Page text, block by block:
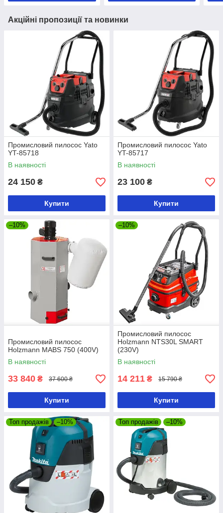
Акційні пропозиції та новинки
Промисловий пилосос Yato
YT-85718
В наявності
24 150 ₴
Купити
Промисловий пилосос Yato
YT-85717
В наявності
23 100 ₴
Купити
–10%
Промисловий пилосос
Holzmann MABS 750 (400V)
В наявності
33 840 ₴ 37 600 ₴
Купити
–10%
Промисловий пилосос
Holzmann NTS30L SMART
(230V)
В наявності
14 211 ₴ 15 790 ₴
Купити
Топ продажів –10% Топ продажів –10%